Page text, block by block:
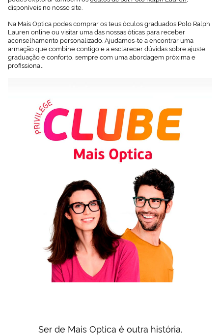
disponíveis no nosso site.
Na Mais Optica podes comprar os teus óculos graduados Polo Ralph
Lauren online ou visitar uma das nossas óticas para receber
aconselhamento personalizado. Ajudamos-te a encontrar uma
armação que combine contigo e a esclarecer dúvidas sobre ajuste,
graduação e conforto, sempre com uma abordagem próxima e
profissional.
Ser de Mais Optica é outra história.